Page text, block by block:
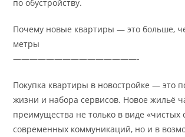
по обустройству.
Почему новые квартиры — это больше,
метры
———————————————-
Покупка квартиры в новостройке — это
жизни и набора сервисов. Новое жильё
преимущества не только в виде «чистых
современных коммуникаций, но и в